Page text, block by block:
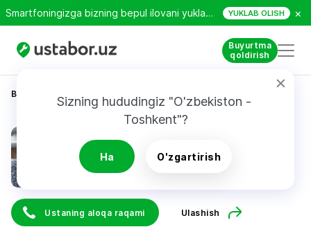
Smartfoningizga bizning bepul ilovani yuklab oling! YUKLAB OLISH ×
Buyurtma
qoldirish
Sizning hududingiz "O'zbekiston -
Toshkent"?
Ha O'zgartirish
Bosh sahifa
Ustaning aloqa raqami Ulashish